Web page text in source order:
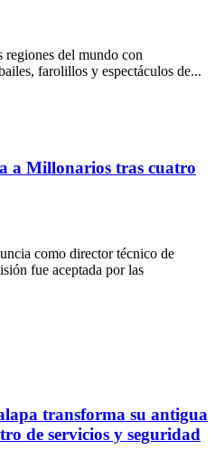
regiones del mundo con
farolillos y espectáculos de...
a Millonarios tras cuatro
como director técnico de
fue aceptada por las
transforma su antigua
de servicios y seguridad